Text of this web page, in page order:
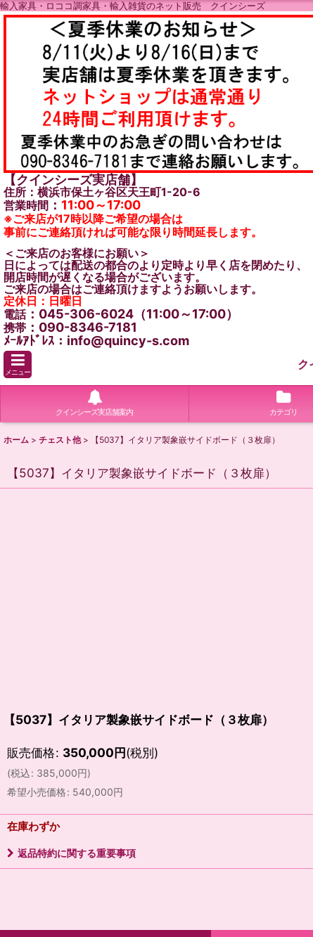
輸入家具・ロココ調家具・輸入雑貨のネット販売 クインシーズ
【クインシーズ実店舗】
住所：横浜市保土ヶ谷区天王町1-20-6
営業時間 ： 11:00～17:00
※ご来店が17時以降ご希望の場合は
事前にご連絡頂ければ可能な限り時間延長します。
＜ご来店のお客様にお願い＞
日によっては配送の都合のより定時より早く店を閉めたり、
開店時間が遅くなる場合がございます。
ご来店の場合はご連絡頂けますようお願いします。
定休日：日曜日
電話：045-306-6024（11:00～17:00）
携帯 ：090-8346-7181
ﾒｰﾙｱﾄﾞﾚｽ：info@quincy-s.com
メニュー
ク
クインシーズ実店舗案内 カテゴリ
ホーム > チェスト他 > 【5037】イタリア製象嵌サイドボード（３枚扉）
【5037】イタリア製象嵌サイドボード（３枚扉）
【5037】イタリア製象嵌サイドボード（３枚扉）
販売価格: 350,000円(税別)
(税込: 385,000円)
希望小売価格: 540,000円
在庫わずか
返品特約に関する重要事項